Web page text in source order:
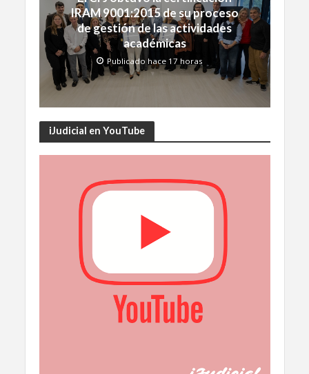
IRAM 9001:2015 de su proceso
de gestión de las actividades
académicas
Publicado hace 17 horas
iJudicial en YouTube